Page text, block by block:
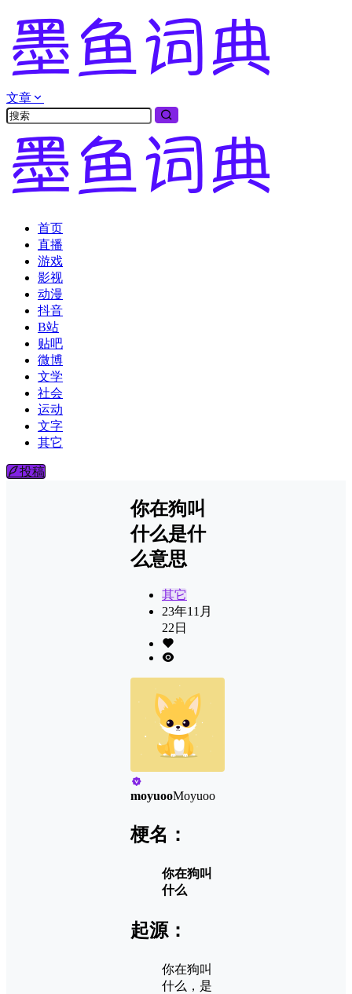
文章
首页
直播
游戏
影视
动漫
抖音
B站
贴吧
微博
文学
社会
运动
文字
其它
投稿
你在狗叫
什么是什
么意思
其它
23年11月
22日
moyuooMoyuoo
梗名：
你在狗叫
什么
起源：
你在狗叫
什么，是